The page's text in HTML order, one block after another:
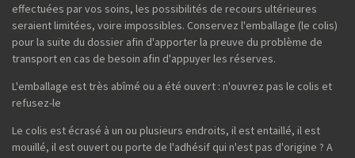
effectuées par vos soins, les possibilités de recours ultérieures
seraient limitées, voire impossibles. Conservez l'emballage (le colis)
pour la suite du dossier afin d'apporter la preuve du problème de
transport en cas de besoin afin d'appuyer les réserves.
L'emballage est très abîmé ou a été ouvert : n'ouvrez pas le colis et
refusez-le
Le colis est écrasé à un ou plusieurs endroits, il est entaillé, il est
mouillé, il est ouvert ou porte de l'adhésif qui n'est pas d'origine ? A